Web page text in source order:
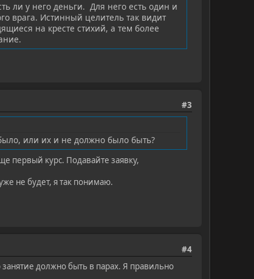
ли у него деньги. Для него есть один и
врага. Истинный целитель так видит
на кресте стихий, а тем более
#3
или их и не должно было быть?
первый курс. Подавайте заявку,
не будет, я так понимаю.
#4
занятие должно быть в парах. Я правильно